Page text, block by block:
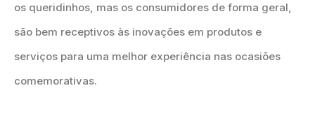
os queridinhos, mas os consumidores de forma geral,
são bem receptivos às inovações em produtos e
serviços para uma melhor experiência nas ocasiões
comemorativas.